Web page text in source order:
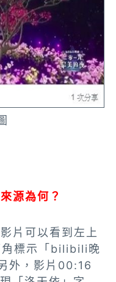
源為何？
片可以看到左上
標示「bilibili晚
外，影片00:16